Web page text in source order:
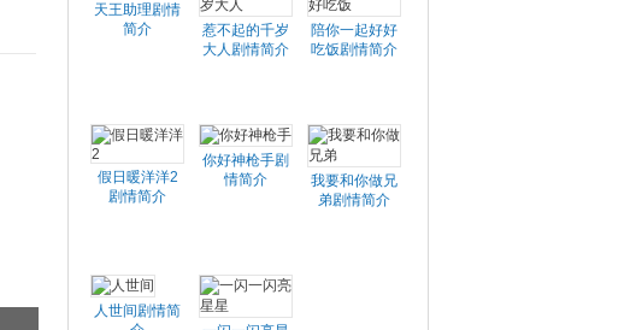
天王助理剧情
简介
惹不起的千岁
大人剧情简介
陪你一起好好
吃饭剧情简介
假日暖洋洋2
剧情简介
你好神枪手剧
情简介
我要和你做兄
弟剧情简介
人世间剧情简